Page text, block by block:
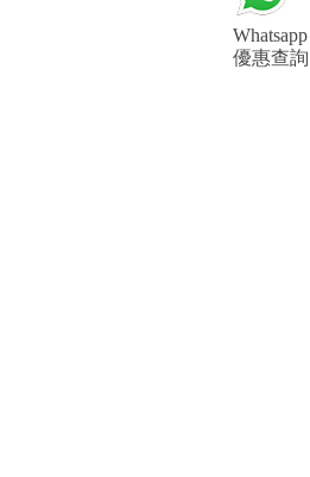
Whatsapp
優惠查詢